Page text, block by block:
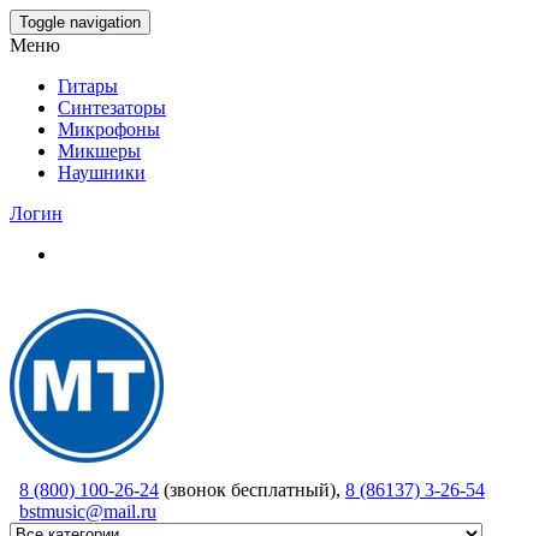
Skip
to
content
Toggle navigation
Меню
Гитары
Синтезаторы
Микрофоны
Микшеры
Наушники
Логин
8 (800) 100-26-24 (звонок бесплатный), 8 (86137) 3-26-54
bstmusic@mail.ru